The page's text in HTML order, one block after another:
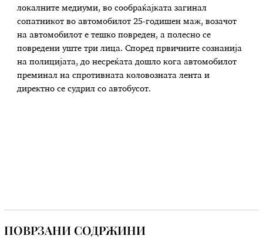
локалните медиуми, во сообраќајката загинал
сопатникот во автомобилот 25-годишен маж, возачот
на автомобилот е тешко повреден, а полесно се
повредени уште три лица. Според првичните сознанија
на полицијата, до несреќата дошло кога автомобилот
преминал на спротивната коловозната лента и
директно се судрил со автобусот.
ПОВРЗАНИ СОДРЖИНИ